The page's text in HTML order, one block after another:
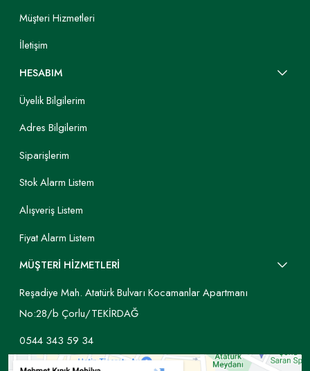
Müşteri Hizmetleri
İletişim
HESABIM
Üyelik Bilgilerim
Adres Bilgilerim
Siparişlerim
Stok Alarm Listem
Alışveriş Listem
Fiyat Alarm Listem
MÜŞTERİ HİZMETLERİ
Reşadiye Mah. Atatürk Bulvarı Kocamanlar Apartmanı
No:28/b Çorlu/TEKİRDAĞ
0544 343 59 34